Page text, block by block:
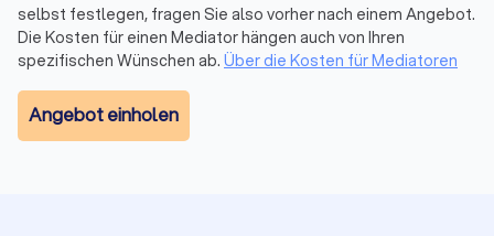
fallen keine hohen Anwalts- oder Gerichtskosten an, und
die Parteien können die Kosten für die Mediation im
Voraus klären.
Schnelligkeit:Ein Mediationsprozess lässt sich oft
innerhalb weniger Wochen abschließen, während
Gerichtsverfahren Monate oder sogar Jahre dauern
selbst festlegen, fragen Sie also vorher nach einem Angebot.
Die Kosten für einen Mediator hängen auch von Ihren
spezifischen Wünschen ab. Über die Kosten für Mediatoren
Angebot einholen